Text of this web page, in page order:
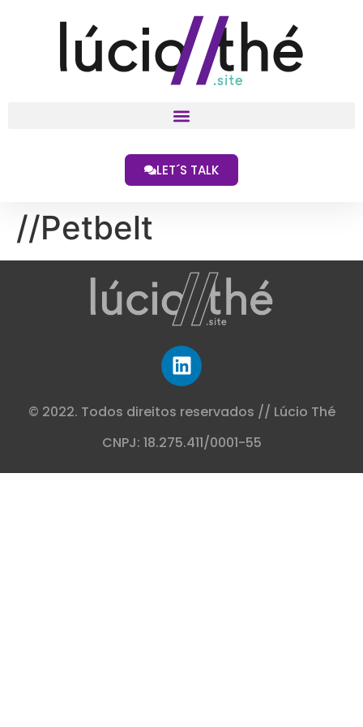
LET´S TALK
//Petbelt
© 2022. Todos direitos reservados // Lúcio Thé
CNPJ: 18.275.411/0001-55